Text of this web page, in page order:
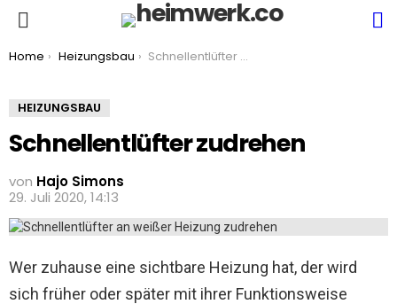
You are here:
Home Heizungsbau Schnellentlüfter zudrehen
HEIZUNGSBAU
Schnellentlüfter zudrehen
von Hajo Simons
29. Juli 2020, 14:13
Wer zuhause eine sichtbare Heizung hat, der wird
sich früher oder später mit ihrer Funktionsweise